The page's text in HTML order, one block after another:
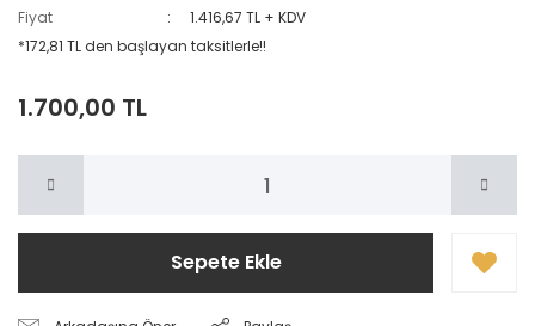
Fiyat
1.416,67 TL + KDV
*172,81 TL den başlayan taksitlerle!!
1.700,00 TL
Sepete Ekle